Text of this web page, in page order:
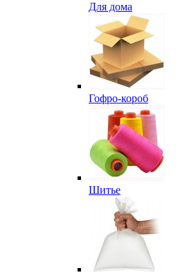
Для дома
Гофро-короб
Шитье